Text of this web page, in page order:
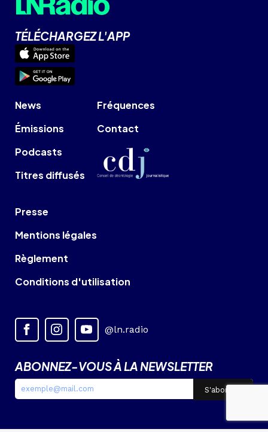
TÉLÉCHARGEZ L'APP
News
Émissions
Podcasts
Titres diffusés
Fréquences
Contact
Presse
Mentions légales
Règlement
Conditions d'utilisation
@ln.radio
ABONNEZ-VOUS À LA NEWSLETTER